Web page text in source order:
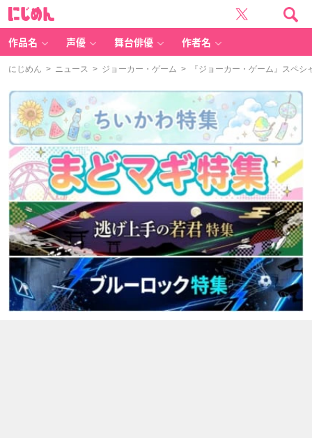
作品名 声優 舞台俳優 作者名
にじめん > ニュース > ジョーカー・ゲーム > 『ジョーカー・ゲーム』スペシ